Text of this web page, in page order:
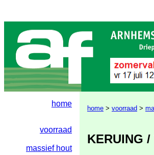
home
voorraad
massief hout
home > voorraad >
KERUING /